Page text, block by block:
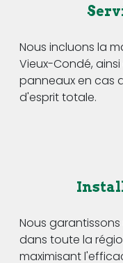
Nous incluons la
Vieux-Condé,
panneaux en cas
d'esprit totale.
Nous
dans toute la
maximisant